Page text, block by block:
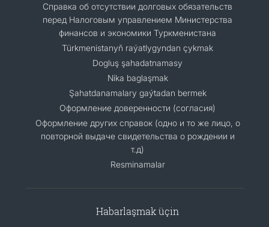
Справка об отсутствии долговых обязательств
перед Налоговым управлением Министерства
финансов и экономики Туркменистана
Türkmenistanyň raýatlygyndan çykmak
Dogluş şahadatnamasy
Nika baglaşmak
Şahatdanamalary gaýtadan bermek
Оформление доверенности (согласия)
Оформление других справок (одно и то же лицо, о
повторной выдаче свидетельства о рождении и
т.д)
Resminamalar
Habarlaşmak üçin